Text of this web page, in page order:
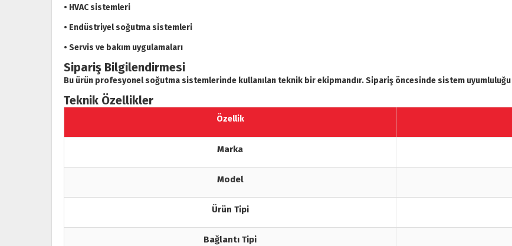
• HVAC sistemleri
• Endüstriyel soğutma sistemleri
• Servis ve bakım uygulamaları
Sipariş Bilgilendirmesi
Bu ürün profesyonel soğutma sistemlerinde kullanılan teknik bir ekipmandır. Sipariş öncesinde sistem
Teknik Özellikler
Özellik
Marka
Model
Ürün Tipi
Bağlantı Tipi